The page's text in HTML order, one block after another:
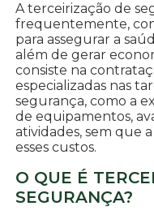
A terceirização de
frequentemente,
para assegurar a
além de gerar
consiste na
especializadas nas
segurança, como a
de equipamentos,
atividades, sem que
esses custos.
O QUE É
SEGURANÇA?